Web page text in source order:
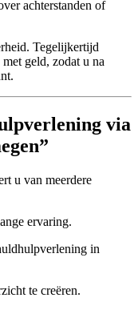
achterstanden of
Tegelijkertijd
geld, zodat u na
via
u van meerdere
ervaring.
in
te creëren.